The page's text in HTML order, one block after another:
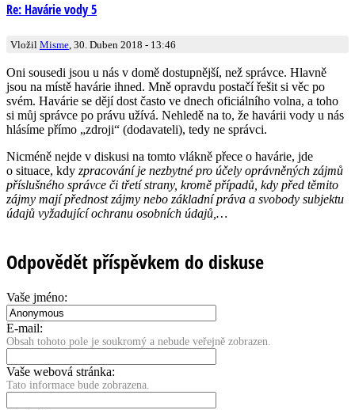
Re: Havárie vody 5
Vložil Misme , 30. Duben 2018 - 13:46
Oni sousedi jsou u nás v domě dostupnější, než správce. Hlavně
jsou na místě havárie ihned. Mně opravdu postačí řešit si věc po
svém. Havárie se dějí dost často ve dnech oficiálního volna, a toho
si můj správce po právu užívá. Nehledě na to, že havárii vody u nás
hlásíme přímo „zdroji“ (dodavateli), tedy ne správci.
Nicméně nejde v diskusi na tomto vlákně přece o havárie, jde
o situace, kdy zpracování je nezbytné pro účely oprávněných zájmů
příslušného správce či třetí strany, kromě případů, kdy před těmito
zájmy mají přednost zájmy nebo základní práva a svobody subjektu
údajů vyžadující ochranu osobních údajů,…
Odpovědět příspěvkem do diskuse
Vaše jméno:
E-mail:
Obsah tohoto pole je soukromý a nebude veřejně zobrazen.
Vaše webová stránka:
Tato informace bude zobrazena.